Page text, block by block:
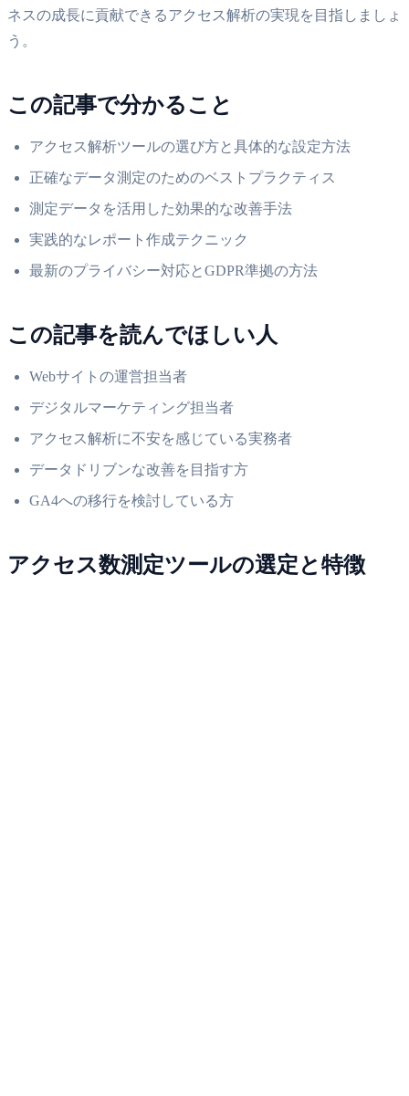
ネスの成長に貢献できるアクセス解析の実現を目指しましょ
う。
この記事で分かること
アクセス解析ツールの選び方と具体的な設定方法
正確なデータ測定のためのベストプラクティス
測定データを活用した効果的な改善手法
実践的なレポート作成テクニック
最新のプライバシー対応とGDPR準拠の方法
この記事を読んでほしい人
Webサイトの運営担当者
デジタルマーケティング担当者
アクセス解析に不安を感じている実務者
データドリブンな改善を目指す方
GA4への移行を検討している方
アクセス数測定ツールの選定と特徴